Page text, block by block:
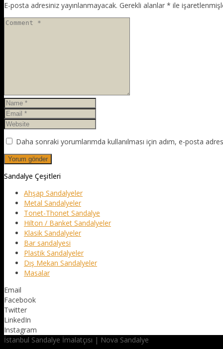
E-posta adresiniz yayınlanmayacak. Gerekli alanlar * ile
Daha sonraki yorumlarımda kullanılması için adım, e-posta
Sandalye Çeşitleri
Ahşap Sandalyeler
Metal Sandalyeler
Tonet-Thonet Sandalye
Hilton / Banket Sandalyeler
Klasik Sandalyeler
Bar sandalyesi
Plastik Sandalyeler
Dış Mekan Sandalyeler
Masalar
Email
Facebook
Twitter
LinkedIn
Instagram
İstanbul Sandalye İmalatçısı | Nova Sandalye